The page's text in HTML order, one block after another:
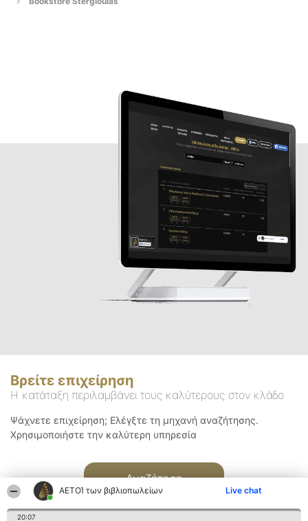
ΑΕΤΟΊ των βιβλιοπωλείων Live chat
20:07
Βρείτε επιχείρηση
Η κατάταξη περιλαμβάνει τους καλύτερους στον κλάδο
Ψάχνετε επιχείρηση; Ελέγξτε τη μηχανή αναζήτησης.
Χρησιμοποιήστε την καλύτερη υπηρεσία
Αναζήτηση